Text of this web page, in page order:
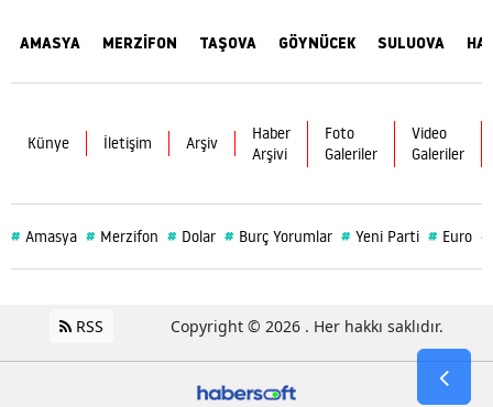
AMASYA MERZİFON TAŞOVA GÖYNÜCEK SULUOVA
Künye İletişim Arşiv
Haber
Arşivi
Foto
Galeriler
Video
Galeriler
# Amasya # Merzifon # Dolar # Burç Yorumlar # Yeni Parti # Euro #
RSS Copyright © 2026 . Her hakkı saklıdır.